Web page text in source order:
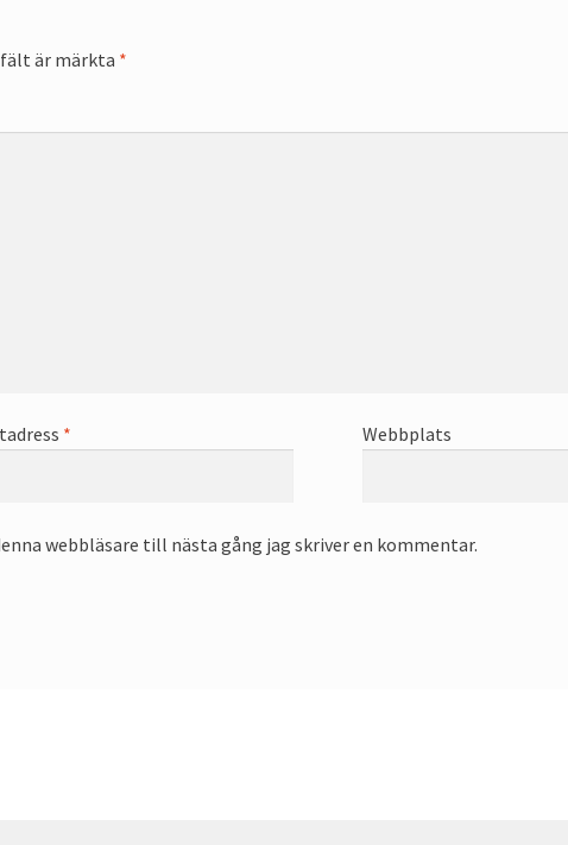
är märkta *
* Webbplats
webbläsare till nästa gång jag skriver en kommentar.